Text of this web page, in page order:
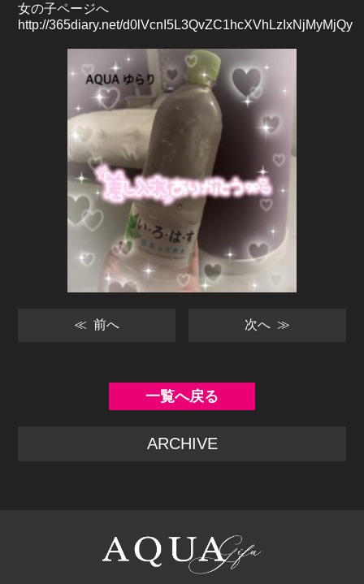
女の子ページへ
http://365diary.net/d0lVcnI5L3QvZC1hcXVhLzIxNjMyMjQy
≪ 前へ 次へ ≫
一覧へ戻る
ARCHIVE